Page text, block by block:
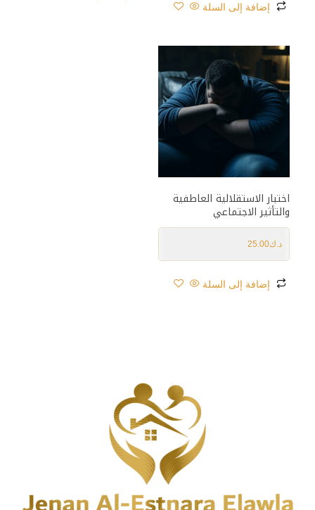
إضافة إلى السلة
اختبار الاستقلالية العاطفية
والتأثير الاجتماعي
د.ك25.00
إضافة إلى السلة